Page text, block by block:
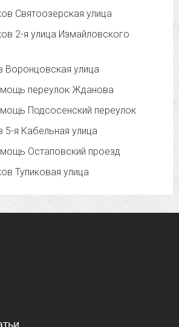
Святоозерская улица
2-я улица Измайловского
Воронцовская улица
переулок Жданова
Подсосенский переулок
5-я Кабельная улица
Остаповский проезд
Тупиковая улица